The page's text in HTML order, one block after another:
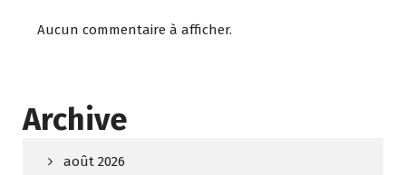
Aucun commentaire à afficher.
Archive
août 2026